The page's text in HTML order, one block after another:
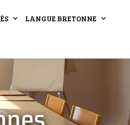
LANGUE BRETONNE